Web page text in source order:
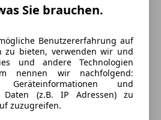
Sie brauchen.
Benutzererfahrung auf
zu bieten, verwenden wir und
und andere Technologien
nennen wir nachfolgend:
und
Daten (z.B. IP Adressen) zu
zuzugreifen.